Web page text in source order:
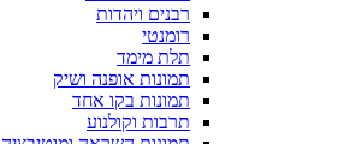
רבנים ויהדות
רומנטי
תלת מימד
תמונות אופנה ושיק
תמונות בקו אחד
תרבות וקולנוע